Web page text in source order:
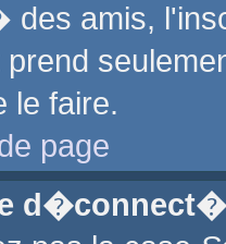
des amis,
le faire.
page